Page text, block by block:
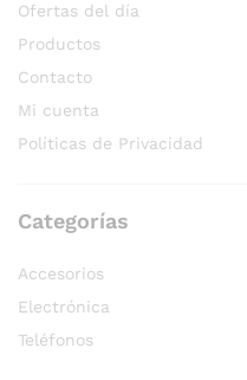
Ofertas del día
Productos
Contacto
Mi cuenta
Políticas de Privacidad
Categorías
Accesorios
Electrónica
Teléfonos